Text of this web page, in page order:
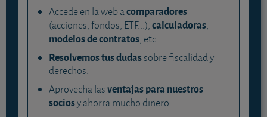
Accede en la web acomparadores
(acciones, fondos, ETF...),calculadoras,
modelos de contratos, etc.
Resolvemos tus dudassobre fiscalidad y
derechos.
Aprovecha lasventajas para nuestros
sociosy ahorra mucho dinero.